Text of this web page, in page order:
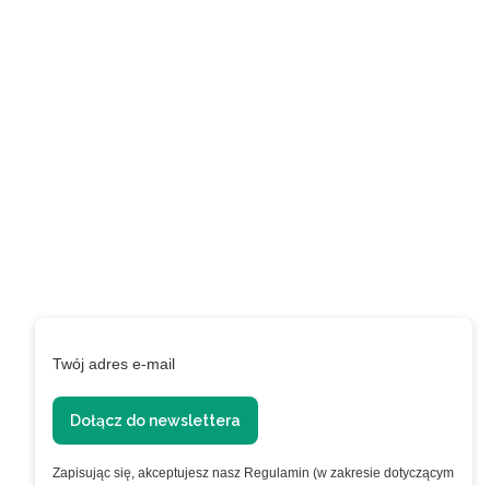
Twój adres e-mail
Dołącz do newslettera
Zapisując się, akceptujesz nasz Regulamin (w zakresie dotyczącym